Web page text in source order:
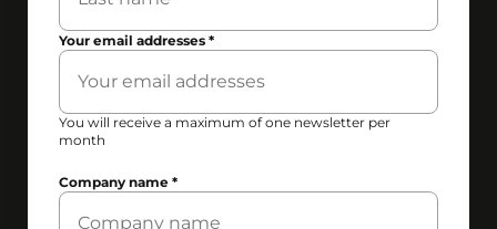
Your email addresses*
You will receive a maximum of one newsletter per
month
Company name*